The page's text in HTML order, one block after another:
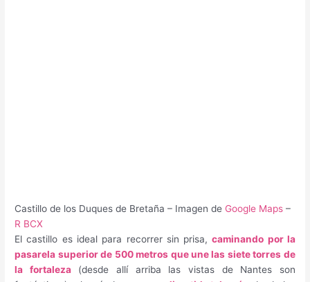
Castillo de los Duques de Bretaña – Imagen de Google Maps –
R BCX
El castillo es ideal para recorrer sin prisa,caminando por la
pasarela superior de 500 metros que une las siete torres de
la fortaleza(desde allí arriba las vistas de Nantes son